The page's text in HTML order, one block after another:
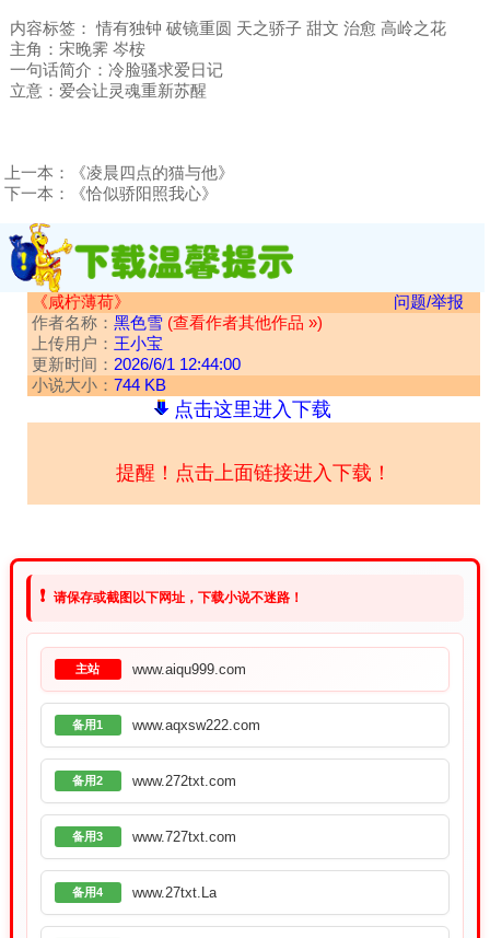
内容标签： 情有独钟 破镜重圆 天之骄子 甜文 治愈 高岭之花
主角：宋晚霁 岑桉
一句话简介：冷脸骚求爱日记
立意：爱会让灵魂重新苏醒
上一本：
《凌晨四点的猫与他》
下一本：
《恰似骄阳照我心》
《咸柠薄荷》
问题/举报
作者名称： 黑色雪 (查看作者其他作品 »)
上传用户： 王小宝
更新时间： 2026/6/1 12:44:00
小说大小： 744 KB
点击这里进入下载
提醒！点击上面链接进入下载！
❗ 请保存或截图以下网址，下载小说不迷路！
主站 www.aiqu999.com
备用1 www.aqxsw222.com
备用2 www.272txt.com
备用3 www.727txt.com
备用4 www.27txt.La